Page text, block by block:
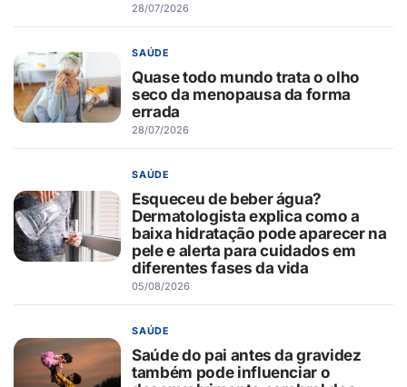
28/07/2026
SAÚDE
Quase todo mundo trata o olho
seco da menopausa da forma
errada
28/07/2026
SAÚDE
Esqueceu de beber água?
Dermatologista explica como a
baixa hidratação pode aparecer na
pele e alerta para cuidados em
diferentes fases da vida
05/08/2026
SAÚDE
Saúde do pai antes da gravidez
também pode influenciar o